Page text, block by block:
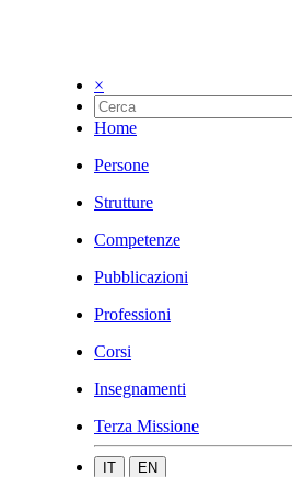
×
Home
Persone
Strutture
Competenze
Pubblicazioni
Professioni
Corsi
Insegnamenti
Terza Missione
IT EN